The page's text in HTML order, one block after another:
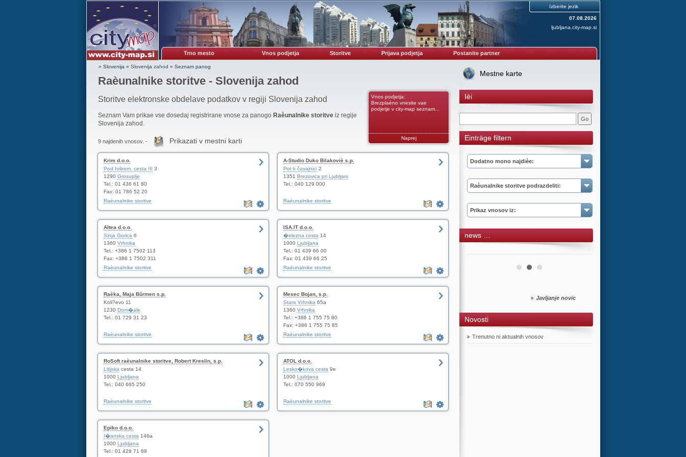
Izberite jezik
07.08.2026
ljubljana.city-map.si
Trno mesto Vnos podjetja Storitve Prijava podjetja Postanite partner
» Slovenija » Slovenija zahod » Seznam panog
Raèunalnike storitve - Slovenija zahod
Storitve elektronske obdelave podatkov v regiji Slovenija zahod
Vnos podjetja:
Brezplaèno vnesite vae
podjetje v city-map seznam...
Naprej
Seznam Vam prikae vse dosedaj registrirane vnose za panogo Raèunalnike storitveiz regije
Slovenija zahod.
9 najdenih vnosov. - Prikazati v mestni karti
Krim d.o.o.
Pod hribom, cesta III 3
1290 Grosuplje
Tel.: 01 436 61 80
Fax: 01 786 52 20
Raèunalnike storitve
A-Studio Duko Bilakoviè s.p.
Pot k čuvajnici2
1351 Brezovica pri Ljubljani
Tel.: 040 129 000
Raèunalnike storitve
Altea d.o.o.
Sinja Gorica 6
1360 Vrhnika
Tel.: +386 1 7502 113
Fax: +386 1 7502 311
Raèunalnike storitve
ISA.IT d.o.o.
�elezna cesta 14
1000 Ljubljana
Tel.: 01 439 66 00
Fax: 01 439 66 25
Raèunalnike storitve
Raèka, Maja Bûrmen s.p.
Koli?evo 11
1230 Dom�ale
Tel.: 01 729 31 23
Raèunalnike storitve
Mesec Bojan, s.p.
Stara Vrhnika 65a
1360 Vrhnika
Tel.: +386 1 755 75 80
Fax: +386 1 755 75 85
Raèunalnike storitve
RoSoft raèunalnike storitve, Robert Kreslin, s.p.
Litijska cesta 14
1000 Ljubljana
Tel.: 040 665 250
Raèunalnike storitve
ATOL d.o.o.
Lesko�kova cesta 9e
1000 Ljubljana
Tel.: 070 550 969
Raèunalnike storitve
Epiko d.o.o.
I�anska cesta 146a
1000 Ljubljana
Tel.: 01 428 71 88
Mestne karte
Ièi
Einträge filtern
Dodatno mono najdièe:
Raèunalnike storitve podrazdeliti:
Prikaz vnosov iz:
news …
Javljanje novic
Novosti
Trenutno ni aktualnih vnosov